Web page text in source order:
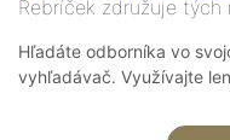
Rebríček združuje
Hľadáte odborníka vo
vyhľadávač. Využívajte